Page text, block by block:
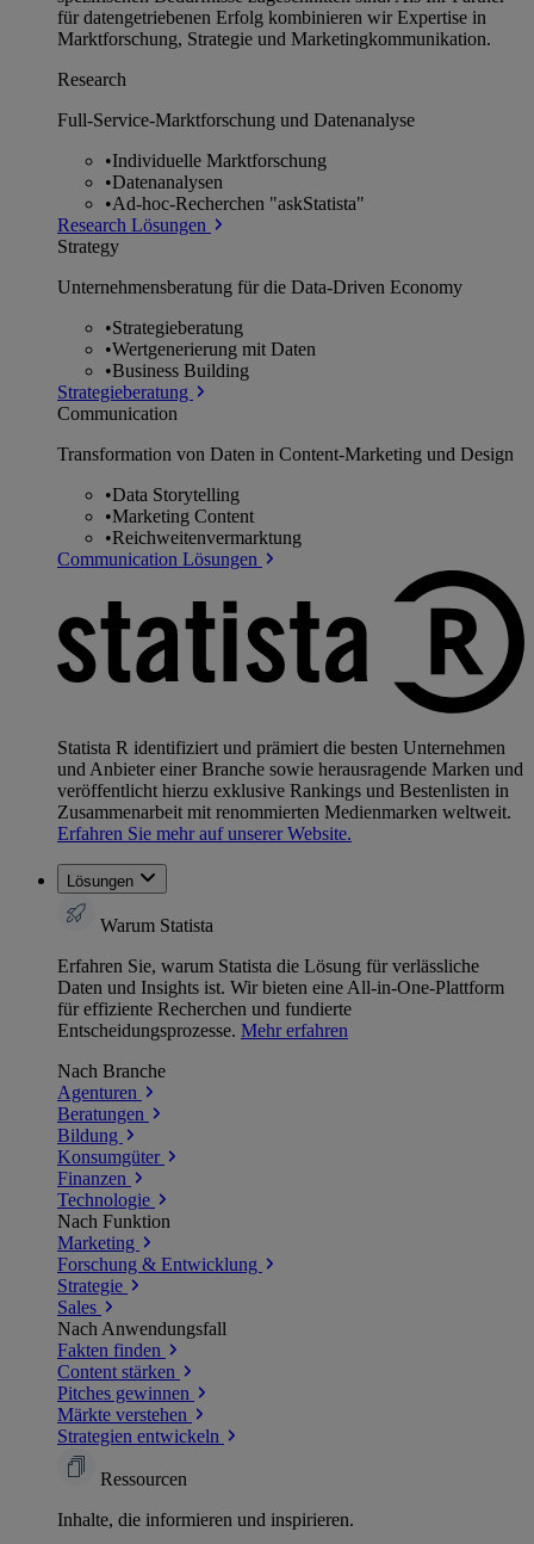
für datengetriebenen Erfolg kombinieren wir Expertise in
Marktforschung, Strategie und Marketingkommunikation.
Research
Full-Service-Marktforschung und Datenanalyse
•Individuelle Marktforschung
•Datenanalysen
•Ad-hoc-Recherchen "askStatista"
Research Lösungen
Strategy
Unternehmens­beratung für die Data-Driven Economy
•Strategieberatung
•Wertgenerierung mit Daten
•Business Building
Strategieberatung
Communication
Transformation von Daten in Content-Marketing und Design
•Data Storytelling
•Marketing Content
•Reichweitenvermarktung
Communication Lösungen
Statista R identifiziert und prämiert die besten Unternehmen
und Anbieter einer Branche sowie herausragende Marken und
veröffentlicht hierzu exklusive Rankings und Bestenlisten in
Zusammenarbeit mit renommierten Medienmarken weltweit.
Erfahren Sie mehr auf unserer Website.
Lösungen
Warum Statista
Erfahren Sie, warum Statista die Lösung für verlässliche
Daten und Insights ist. Wir bieten eine All-in-One-Plattform
für effiziente Recherchen und fundierte
Entscheidungsprozesse. Mehr erfahren
Nach Branche
Agenturen
Beratungen
Bildung
Konsumgüter
Finanzen
Technologie
Nach Funktion
Marketing
Forschung & Entwicklung
Strategie
Sales
Nach Anwendungsfall
Fakten finden
Content stärken
Pitches gewinnen
Märkte verstehen
Strategien entwickeln
Ressourcen
Inhalte, die informieren und inspirieren.